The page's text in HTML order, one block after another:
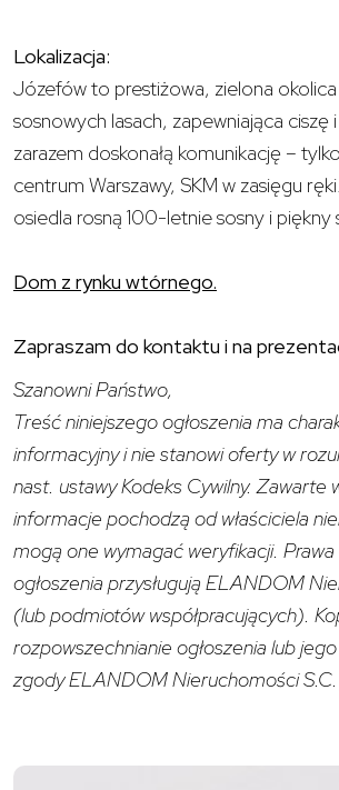
Lokalizacja:
Józefów to prestiżowa, zielona
sosnowych lasach, zapewniająca ciszę
zarazem doskonałą komunikację –
centrum Warszawy, SKM w zasięgu
osiedla rosną 100-letnie sosny i piękny
Dom z rynku wtórnego.
Zapraszam do kontaktu i na
Szanowni Państwo,
Treść niniejszego ogłoszenia ma
informacyjny i nie stanowi oferty w
nast. ustawy Kodeks Cywilny. Zawarte
informacje pochodzą od właściciela
mogą one wymagać weryfikacji.
ogłoszenia przysługują ELANDOM
(lub podmiotów współpracujących).
rozpowszechnianie ogłoszenia lub
zgody ELANDOM Nieruchomości